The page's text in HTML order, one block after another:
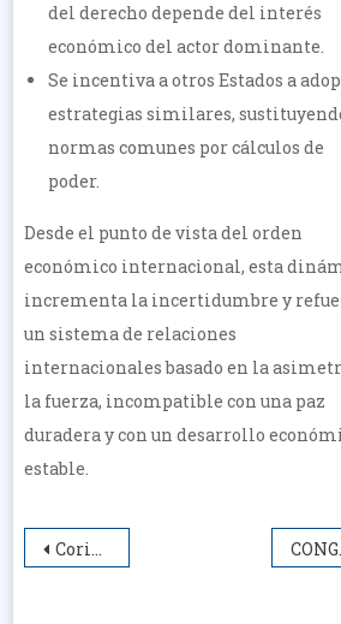
del derecho depende del interés
económico del actor dominante.
Se incentiva a otros Estados a
estrategias similares,
normas comunes por cálculos de
poder.
Desde el punto de vista del orden
económico internacional, esta
incrementa la incertidumbre y
un sistema de relaciones
internacionales basado en la
la fuerza, incompatible con una paz
duradera y con un desarrollo
estable.
Navegación
Corina, ni bruja, ni pacifista